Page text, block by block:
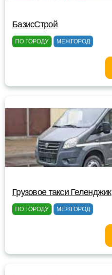
БазисСтрой
ПО ГОРОДУ МЕЖГОРОД
Грузовое такси Геленджик
ПО ГОРОДУ МЕЖГОРОД